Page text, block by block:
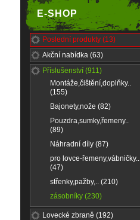
E-SHOP
Poslední produkty (13)
Akční nabídka (63)
Příslušenství (911)
Montáže,čištění,doplňky..
(155)
Bajonety,nože (82)
Pouzdra,sumky,řemeny..
(89)
Náhradní díly (87)
pro lovce-řemeny,vábničky..
(47)
střenky,pažby,.. (210)
zásobníky (230)
Lovecké zbraně (192)